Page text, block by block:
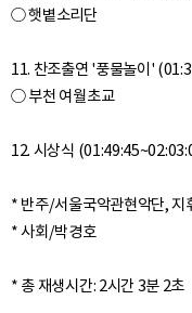
○ 햇볕소리단
11. 찬조출연 '풍물놀이'
○ 부천 여월초교
12. 시상식
* 반주/서울국악관현악단, 지
* 사회/박경호